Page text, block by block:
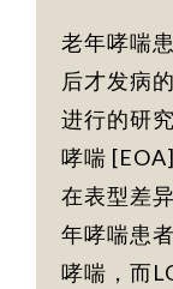
老年哮喘
后才发病
进行的研
哮喘
在表型差
年哮喘患
哮喘，而